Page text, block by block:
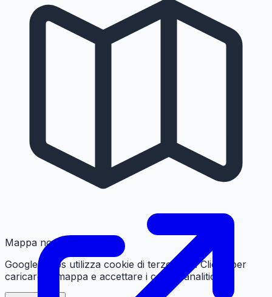
Mappa non caricata
Google Maps utilizza cookie di terze parti. Clicca per
caricare la mappa e accettare i cookie analitici.